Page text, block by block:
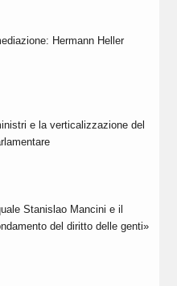
Hermann Heller
e la verticalizzazione del
Stanislao Mancini e il
del diritto delle genti»